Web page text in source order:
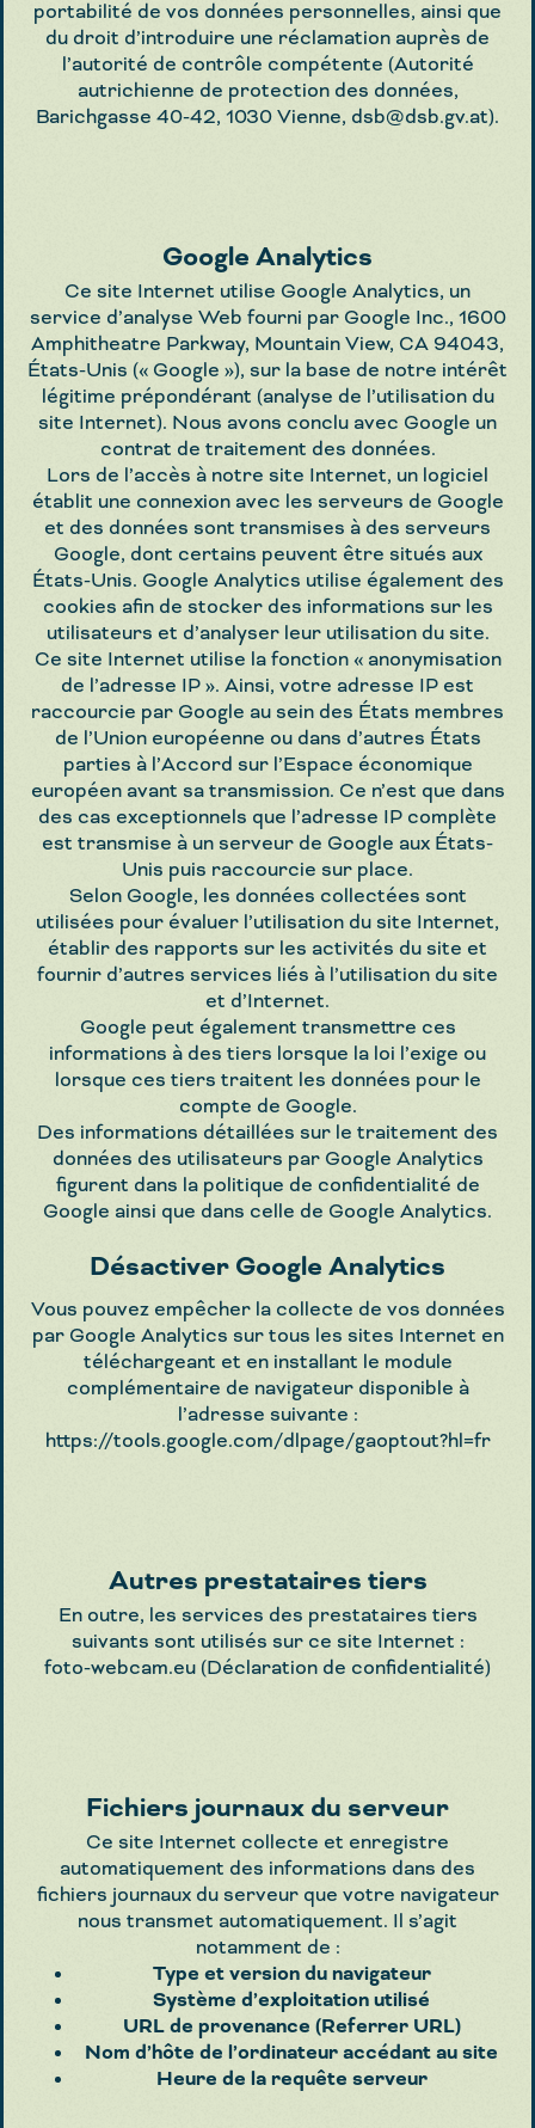
portabilité de vos données personnelles, ainsi que
du droit d’introduire une réclamation auprès de
l’autorité de contrôle compétente (Autorité
autrichienne de protection des données,
Barichgasse 40-42, 1030 Vienne, dsb@dsb.gv.at).
Google Analytics
Ce site Internet utilise Google Analytics, un
service d’analyse Web fourni par Google Inc., 1600
Amphitheatre Parkway, Mountain View, CA 94043,
États-Unis (« Google »), sur la base de notre intérêt
légitime prépondérant (analyse de l’utilisation du
site Internet). Nous avons conclu avec Google un
contrat de traitement des données.
Lors de l’accès à notre site Internet, un logiciel
établit une connexion avec les serveurs de Google
et des données sont transmises à des serveurs
Google, dont certains peuvent être situés aux
États-Unis. Google Analytics utilise également des
cookies afin de stocker des informations sur les
utilisateurs et d’analyser leur utilisation du site.
Ce site Internet utilise la fonction « anonymisation
de l’adresse IP ». Ainsi, votre adresse IP est
raccourcie par Google au sein des États membres
de l’Union européenne ou dans d’autres États
parties à l’Accord sur l’Espace économique
européen avant sa transmission. Ce n’est que dans
des cas exceptionnels que l’adresse IP complète
est transmise à un serveur de Google aux États-
Unis puis raccourcie sur place.
Selon Google, les données collectées sont
utilisées pour évaluer l’utilisation du site Internet,
établir des rapports sur les activités du site et
fournir d’autres services liés à l’utilisation du site
et d’Internet.
Google peut également transmettre ces
informations à des tiers lorsque la loi l’exige ou
lorsque ces tiers traitent les données pour le
compte de Google.
Des informations détaillées sur le traitement des
données des utilisateurs par Google Analytics
figurent dans la politique de confidentialité de
Google ainsi que dans celle de Google Analytics.
Désactiver Google Analytics
Vous pouvez empêcher la collecte de vos données
par Google Analytics sur tous les sites Internet en
téléchargeant et en installant le module
complémentaire de navigateur disponible à
l’adresse suivante :
https://tools.google.com/dlpage/gaoptout?hl=fr
Autres prestataires tiers
En outre, les services des prestataires tiers
suivants sont utilisés sur ce site Internet :
foto-webcam.eu (Déclaration de confidentialité)
Fichiers journaux du serveur
Ce site Internet collecte et enregistre
automatiquement des informations dans des
fichiers journaux du serveur que votre navigateur
nous transmet automatiquement. Il s’agit
notamment de :
Type et version du navigateur
Système d’exploitation utilisé
URL de provenance (Referrer URL)
Nom d’hôte de l’ordinateur accédant au site
Heure de la requête serveur